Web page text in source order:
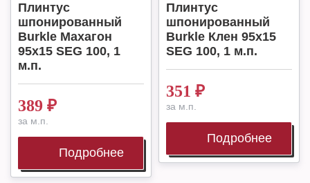
Плинтус
шпонированный
Burkle Махагон
95х15 SEG 100, 1
м.п.
389 ₽
за м.п.
Подробнее
Плинтус
шпонированный
Burkle Клен 95х15
SEG 100, 1 м.п.
351 ₽
за м.п.
Подробнее